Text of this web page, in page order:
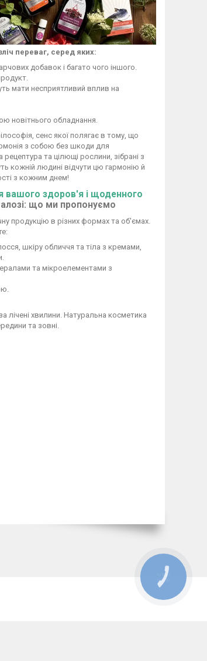
переваг, серед яких:
добавок і багато чого іншого.
мати несприятливий вплив на
новітнього обладнання.
сенс якої полягає в тому, що
з собою без шкоди для
та цілющі рослини, зібрані з
кожній людині відчути цю гармонію й
з кожним днем!
вашого здоров'я і щоденного
що ми пропонуємо
продукцію в різних формах та об'ємах.
шкіру обличчя та тіла з кремами,
та мікроелементами з
лічені хвилини. Натуральна косметика
та зовні.
КНОПКА
ЗВ'ЯЗКУ